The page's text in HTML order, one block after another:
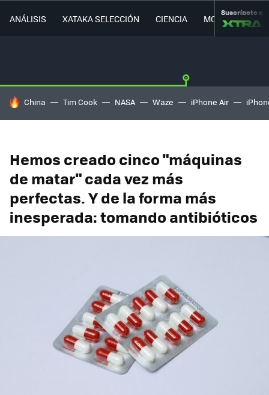
ANÁLISIS XATAKA SELECCIÓN CIENCIA MOVILIDAD
Suscríbete a
HOY SE HABLA DE
China Tim Cook NASA Waze iPhone Air
Hemos creado cinco "máquinas
de matar" cada vez más
perfectas. Y de la forma más
inesperada: tomando antibióticos